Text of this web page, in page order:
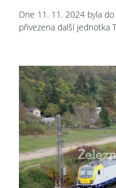
Dne 11. 11. 2024 byla
přivezena další jednotka